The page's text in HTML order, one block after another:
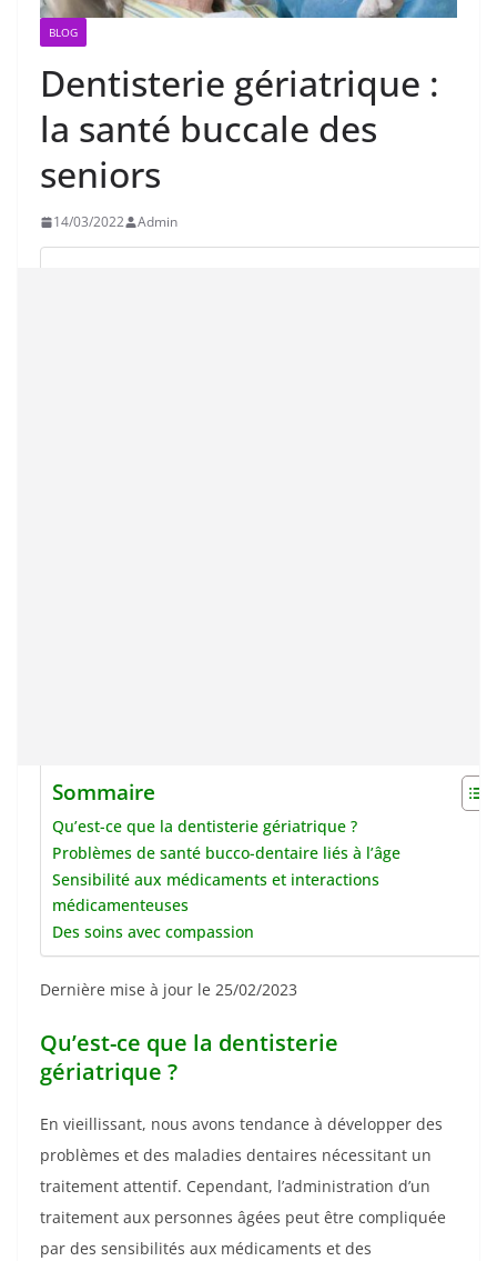
BLOG
Dentisterie gériatrique :
la santé buccale des
seniors
14/03/2022 Admin
Sommaire
Qu’est-ce que la dentisterie gériatrique ?
Problèmes de santé bucco-dentaire liés à l’âge
Sensibilité aux médicaments et interactions
médicamenteuses
Des soins avec compassion
Dernière mise à jour le 25/02/2023
Qu’est-ce que la dentisterie
gériatrique ?
En vieillissant, nous avons tendance à développer des
problèmes et des maladies dentaires nécessitant un
traitement attentif. Cependant, l’administration d’un
traitement aux personnes âgées peut être compliquée
par des sensibilités aux médicaments et des